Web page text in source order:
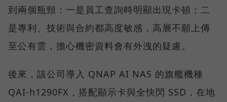
到兩個瓶頸：一是員工查詢時明顯出現卡頓；二
是專利、技術與合約都高度敏感，高層不願上傳
至公有雲，擔心機密資料會有外洩的疑慮。
後來，該公司導入 QNAP AI NAS 的旗艦機種
QAI-h1290FX，搭配顯示卡與全快閃 SSD，在地